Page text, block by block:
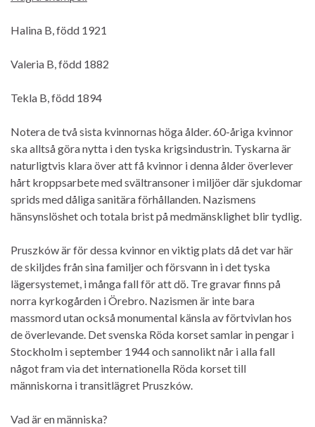
Halina B, född 1921
Valeria B, född 1882
Tekla B, född 1894
Notera de två sista kvinnornas höga ålder. 60-åriga kvinnor
ska alltså göra nytta i den tyska krigsindustrin. Tyskarna är
naturligtvis klara över att få kvinnor i denna ålder överlever
hårt kroppsarbete med svältransoner i miljöer där sjukdomar
sprids med dåliga sanitära förhållanden. Nazismens
hänsynslöshet och totala brist på medmänsklighet blir tydlig.
Pruszków är för dessa kvinnor en viktig plats då det var här
de skiljdes från sina familjer och försvann in i det tyska
lägersystemet, i många fall för att dö. Tre gravar finns på
norra kyrkogården i Örebro. Nazismen är inte bara
massmord utan också monumental känsla av förtvivlan hos
de överlevande. Det svenska Röda korset samlar in pengar i
Stockholm i september 1944 och sannolikt når i alla fall
något fram via det internationella Röda korset till
människorna i transitlägret Pruszków.
Vad är en människa?